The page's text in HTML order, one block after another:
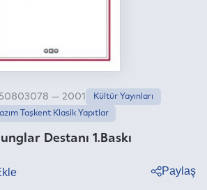
Destanı 1.Baskı
— 2001
Kültür Yayınları
Taşkent Klasik Yapıtlar
Paylaş